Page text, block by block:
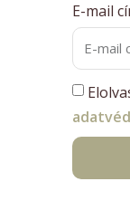
E-mail